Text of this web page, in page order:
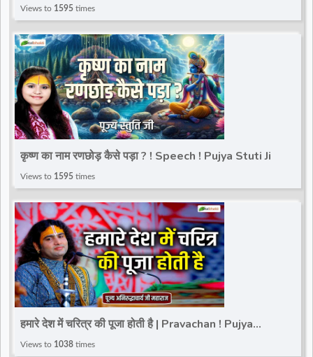
Gaurangi Gauri ji
Views to 1595 times
कृष्ण का नाम रणछोड़ कैसे पड़ा ? ! Speech ! Pujya Stuti Ji
Views to 1595 times
हमारे देश में चरित्र की पूजा होती है | Pravachan ! Pujya
Aniruddhacharya Ji Maharaj
Views to 1038 times